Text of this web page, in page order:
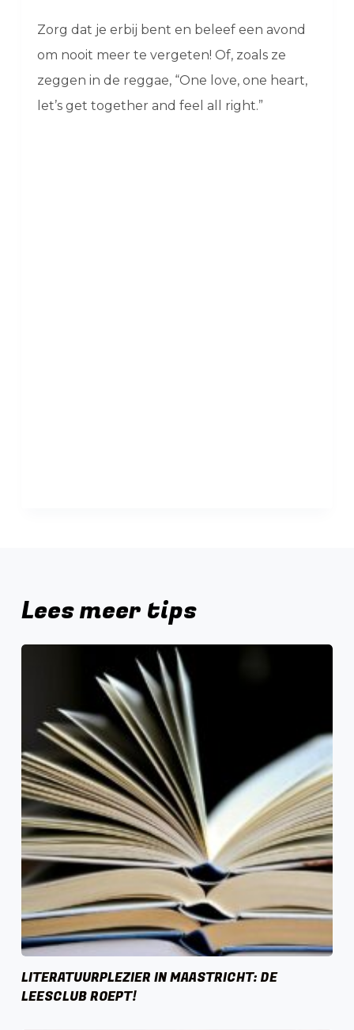
Zorg dat je erbij bent en beleef een avond
om nooit meer te vergeten! Of, zoals ze
zeggen in de reggae, “One love, one heart,
let’s get together and feel all right.”
Lees meer tips
LITERATUURPLEZIER IN MAASTRICHT: DE
LEESCLUB ROEPT!